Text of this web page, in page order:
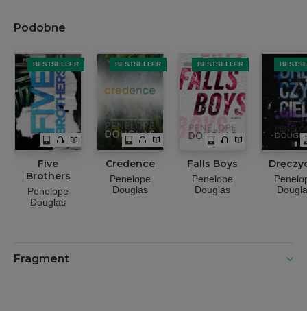
Podobne
BESTSELLER
Five
Brothers
Penelope
Douglas
BESTSELLER
Credence
Penelope
Douglas
BESTSELLER
Falls Boys
Penelope
Douglas
Fragment